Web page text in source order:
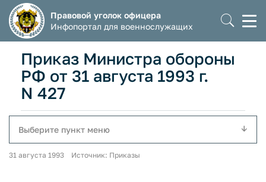
Правовой уголок офицера
Инфопортал для военнослужащих
Приказ Министра обороны
РФ от 31 августа 1993 г.
N 427
Выберите пункт меню
31 августа 1993 Источник: Приказы